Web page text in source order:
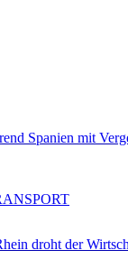
Spanien mit
droht der